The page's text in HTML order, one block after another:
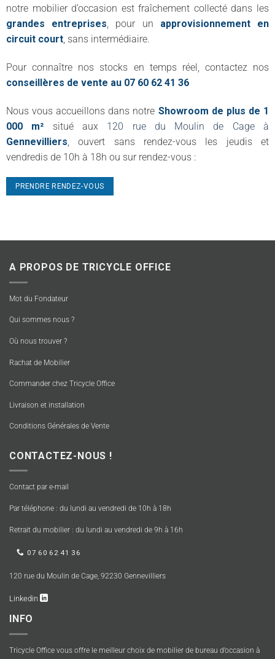
notre mobilier d’occasion est fraîchement collecté dans les
grandes entreprises, pour un approvisionnement en
circuit court, sans intermédiaire.
Pour connaître nos stocks en temps réel, contactez nos
conseillères de vente au 07 60 62 41 36
Nous vous accueillons dans notre Showroom de plus de 1
000 m² situé aux 120 rue du Moulin de Cage à
Gennevilliers , ouvert sans rendez-vous les jeudis et
vendredis de 10h à 18h ou sur rendez-vous :
PRENDRE RENDEZ-VOUS
A PROPOS DE TRICYCLE OFFICE
Mot du Fondateur
Qui sommes nous ?
Où nous trouver ?
Rachat de Mobilier
Commander chez Tricycle Office
Livraison et installation
Conditions Générales de Vente
CONTACTEZ-NOUS !
Contact par e-mail
Par téléphone : du lundi au vendredi de 10h à 18h
Retrait du mobilier : du lundi au vendredi de 9h à 16h
07 60 62 41 36
120 rue du Moulin de Cage, 92230 Gennevilliers
Linkedin
INFO
Tricycle Office vous offre le meilleur choix de mobilier de bureau d’occasion à